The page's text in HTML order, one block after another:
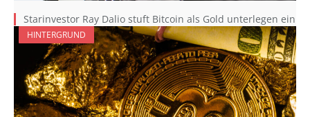
Starinvestor Ray Dalio stuft Bitcoin als Gold unterlegen ein
HINTERGRUND